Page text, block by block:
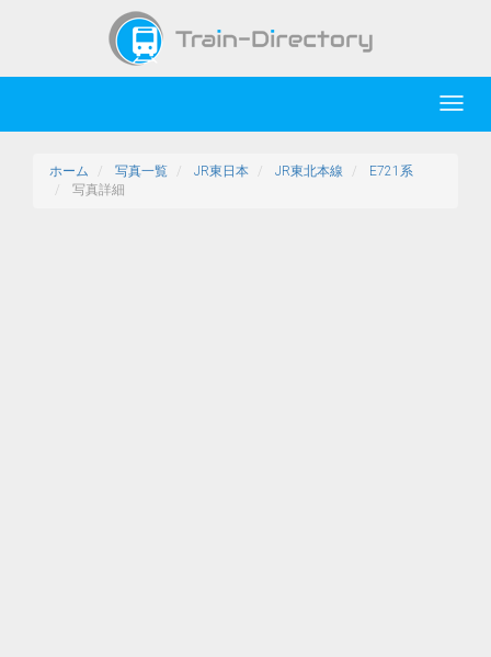
ホーム 写真一覧 JR東日本 JR東北本線
E721系
写真詳細